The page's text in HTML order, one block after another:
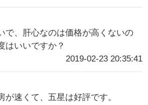
で、肝心なのは価格が高くないの
はいいですか？
2019-02-23 20:35:41
が速くて、五星は好評です。